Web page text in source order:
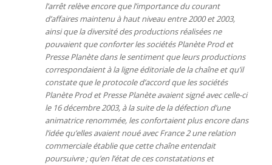
l’arrêt relève encore que l’importance du courant
d’affaires maintenu à haut niveau entre 2000 et 2003,
ainsi que la diversité des productions réalisées ne
pouvaient que conforter les sociétés Planète Prod et
Presse Planète dans le sentiment que leurs productions
correspondaient à la ligne éditoriale de la chaîne et qu’il
constate que le protocole d’accord que les sociétés
Planète Prod et Presse Planète avaient signé avec celle-ci
le 16 décembre 2003, à la suite de la défection d’une
animatrice renommée, les confortaient plus encore dans
l’idée qu’elles avaient noué avec France 2 une relation
commerciale établie que cette chaîne entendait
poursuivre ; qu’en l’état de ces constatations et